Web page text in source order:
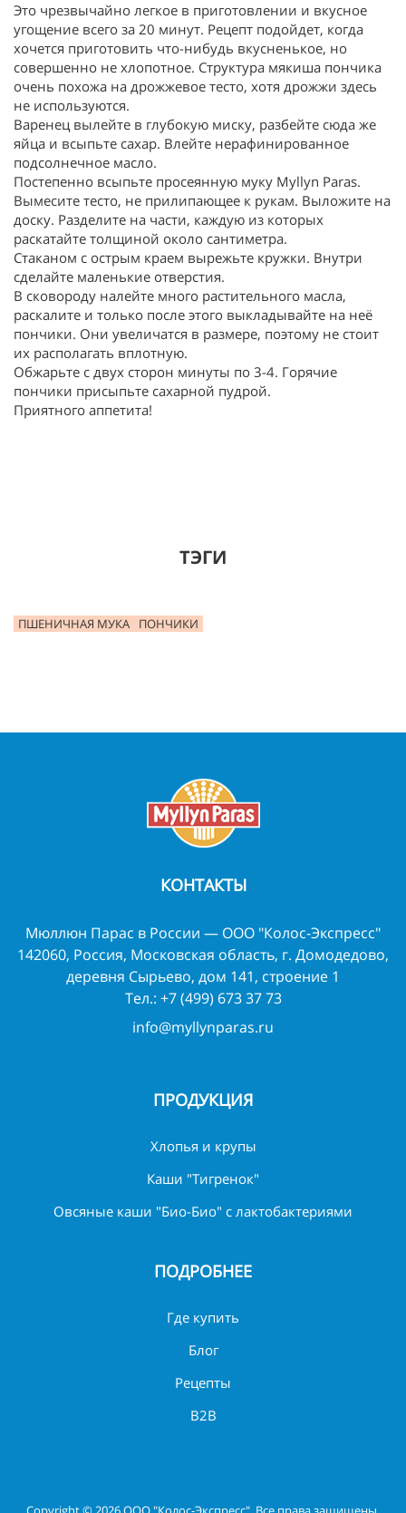
Это чрезвычайно легкое в приготовлении и вкусное
угощение всего за 20 минут. Рецепт подойдет, когда
хочется приготовить что-нибудь вкусненькое, но
совершенно не хлопотное. Структура мякиша пончика
очень похожа на дрожжевое тесто, хотя дрожжи здесь
не используются.
Варенец вылейте в глубокую миску, разбейте сюда же
яйца и всыпьте сахар. Влейте нерафинированное
подсолнечное масло.
Постепенно всыпьте просеянную муку Myllyn Paras.
Вымесите тесто, не прилипающее к рукам. Выложите на
доску. Разделите на части, каждую из которых
раскатайте толщиной около сантиметра.
Стаканом с острым краем вырежьте кружки. Внутри
сделайте маленькие отверстия.
В сковороду налейте много растительного масла,
раскалите и только после этого выкладывайте на неё
пончики. Они увеличатся в размере, поэтому не стоит
их располагать вплотную.
Обжарьте с двух сторон минуты по 3-4. Горячие
пончики присыпьте сахарной пудрой.
Приятного аппетита!
ТЭГИ
ПШЕНИЧНАЯ МУКА ПОНЧИКИ
КОНТАКТЫ
Мюллюн Парас в России — ООО "Колос-Экспресс"
142060, Россия, Московская область, г. Домодедово,
деревня Сырьево, дом 141, строение 1
Тел.: +7 (499) 673 37 73
info@myllynparas.ru
ПРОДУКЦИЯ
Хлопья и крупы
Каши "Тигренок"
Овсяные каши "Био-Био" с лактобактериями
ПОДРОБНЕЕ
Где купить
Блог
Рецепты
B2B